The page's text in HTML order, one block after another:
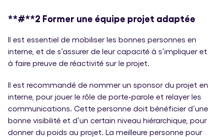
**#**2 Former une équipe projet adaptée
Il est essentiel de mobiliser les bonnes personnes en
interne, et de s’assurer de leur capacité à s’impliquer et
à faire preuve de réactivité sur le projet.
Il est recommandé de nommer un sponsor du projet en
interne, pour jouer le rôle de porte-parole et relayer les
communications. Cette personne doit bénéficier d’une
bonne visibilité et d’un certain niveau hiérarchique, pour
donner du poids au projet. La meilleure personne pour